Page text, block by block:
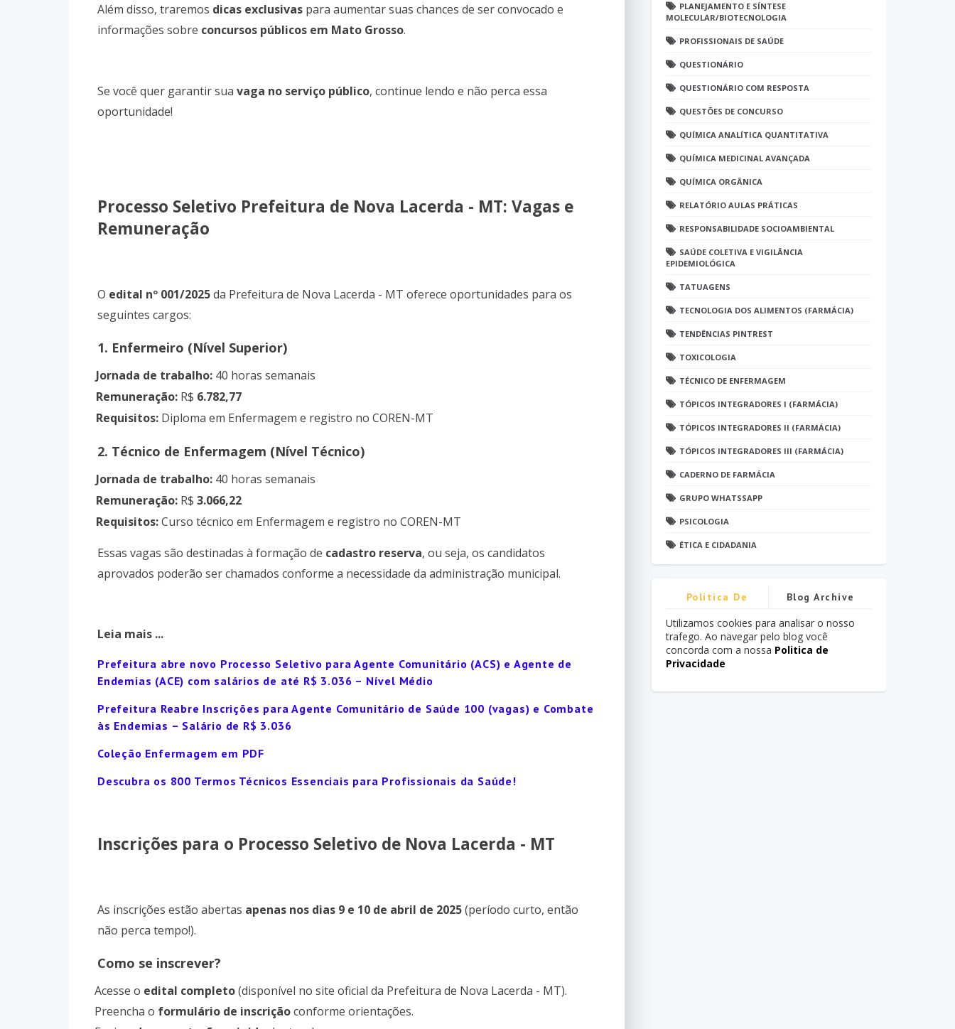
Além disso, traremos dicas exclusivas para aumentar suas chances de ser convocado e
informações sobre concursos públicos em Mato Grosso.
Se você quer garantir sua vaga no serviço público, continue lendo e não perca essa
oportunidade!
Processo Seletivo Prefeitura de Nova Lacerda - MT: Vagas e
Remuneração
O edital nº 001/2025da Prefeitura de Nova Lacerda - MT oferece oportunidades para os
seguintes cargos:
1. Enfermeiro (Nível Superior)
Jornada de trabalho: 40 horas semanais
Remuneração: R$ 6.782,77
Requisitos: Diploma em Enfermagem e registro no COREN-MT
2. Técnico de Enfermagem (Nível Técnico)
Jornada de trabalho: 40 horas semanais
Remuneração: R$ 3.066,22
Requisitos:Curso técnico em Enfermagem e registro no COREN-MT
Essas vagas são destinadas à formação de cadastro reserva, ou seja, os candidatos
aprovados poderão ser chamados conforme a necessidade da administração municipal.
Leia mais ...
Prefeitura abre novo Processo Seletivo para Agente Comunitário (ACS) e Agente de
Endemias (ACE) com salários de até R$ 3.036 – Nível Médio
Prefeitura Reabre Inscrições para Agente Comunitário de Saúde 100 (vagas) e Combate
às Endemias – Salário de R$ 3.036
Coleção Enfermagem em PDF
Descubra os 800 Termos Técnicos Essenciais para Profissionais da Saúde!
Inscrições para o Processo Seletivo de Nova Lacerda - MT
As inscrições estão abertas apenas nos dias 9 e 10 de abril de 2025(período curto, então
não perca tempo!).
Como se inscrever?
Acesse o edital completo(disponível no site oficial da Prefeitura de Nova Lacerda - MT).
Preencha o formulário de inscriçãoconforme orientações.
PLANEJAMENTO E SÍNTESE
MOLECULAR/BIOTECNOLOGIA
PROFISSIONAIS DE SAÚDE
QUESTIONÁRIO
QUESTIONÁRIO COM RESPOSTA
QUESTÕES DE CONCURSO
QUÍMICA ANALÍTICA QUANTITATIVA
QUÍMICA MEDICINAL AVANÇADA
QUÍMICA ORGÂNICA
RELATÓRIO AULAS PRÁTICAS
RESPONSABILIDADE SOCIOAMBIENTAL
SAÚDE COLETIVA E VIGILÂNCIA
EPIDEMIOLÓGICA
TATUAGENS
TECNOLOGIA DOS ALIMENTOS (FARMÁCIA)
TENDÊNCIAS PINTREST
TOXICOLOGIA
TÉCNICO DE ENFERMAGEM
TÓPICOS INTEGRADORES I (FARMÁCIA)
TÓPICOS INTEGRADORES II (FARMÁCIA)
TÓPICOS INTEGRADORES III (FARMÁCIA)
CADERNO DE FARMÁCIA
GRUPO WHATSSAPP
PSICOLOGIA
ÉTICA E CIDADANIA
Politica De
Privacidade
Blog Archive
Utilizamos cookies para analisar o nosso
trafego. Ao navegar pelo blog você
concorda com a nossa Politica de
Privacidade